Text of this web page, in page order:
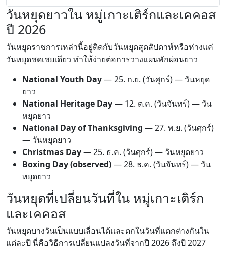
วันหยุดยาวใน หมู่เกาะเติร์กและเคคอส
ปี 2026
วันหยุดราชการเหล่านี้อยู่ติดกับวันหยุดสุดสัปดาห์หรือห่างแค่
วันหยุดชดเชยเดียว ทำให้ง่ายต่อการวางแผนพักผ่อนยาว
National Youth Day—25. ก.ย. (วันศุกร์) — วันหยุด
ยาว
National Heritage Day— 12. ต.ค. (วันจันทร์) — วัน
หยุดยาว
National Day of Thanksgiving —27. พ.ย. (วันศุกร์)
— วันหยุดยาว
Christmas Day—25. ธ.ค. (วันศุกร์) — วันหยุดยาว
Boxing Day (observed)—28. ธ.ค. (วันจันทร์) — วัน
หยุดยาว
วันหยุดที่เปลี่ยนวันที่ใน หมู่เกาะเติร์ก
และเคคอส
วันหยุดบางวันเป็นแบบเลื่อนได้และตกในวันที่แตกต่างกันใน
แต่ละปี นี่คือวิธีการเปลี่ยนแปลงวันที่จากปี 2026 ถึงปี 2027